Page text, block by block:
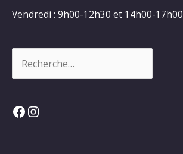
Vendredi : 9h00-12h30 et 14h00-17h00
Facebook
Instagram